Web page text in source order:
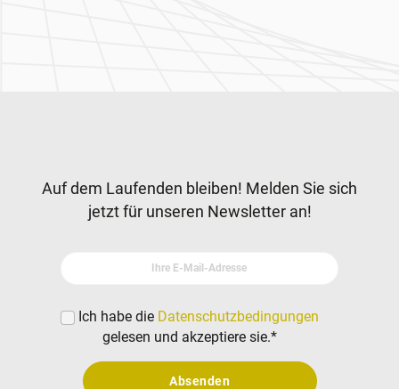
Newsletter
Auf dem Laufenden bleiben! Melden Sie sich
jetzt für unseren Newsletter an!
Ihre E-Mail-Adresse
Ich habe die Datenschutzbedingungen
gelesen und akzeptiere sie.*
Absenden